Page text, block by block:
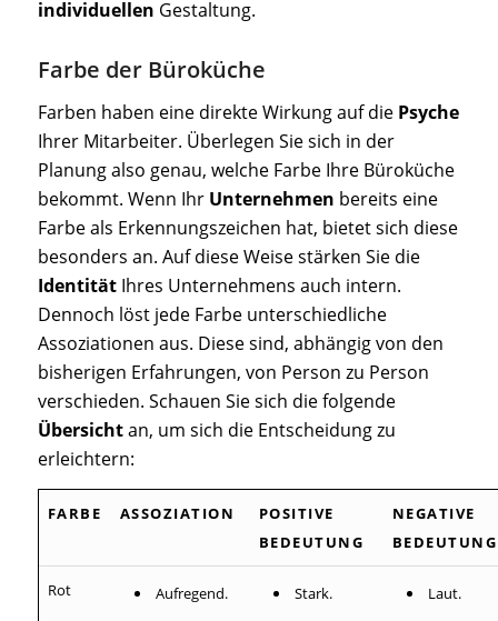
individuellen Gestaltung.
Farbe der Büroküche
Farben haben eine direkte Wirkung auf die Psyche
Ihrer Mitarbeiter. Überlegen Sie sich in der
Planung also genau, welche Farbe Ihre Büroküche
bekommt. Wenn Ihr Unternehmen bereits eine
Farbe als Erkennungszeichen hat, bietet sich diese
besonders an. Auf diese Weise stärken Sie die
IdentitätIhres Unternehmens auch intern.
Dennoch löst jede Farbe unterschiedliche
Assoziationen aus. Diese sind, abhängig von den
bisherigen Erfahrungen, von Person zu Person
verschieden. Schauen Sie sich die folgende
Übersichtan, um sich die Entscheidung zu
erleichtern:
FARBE ASSOZIATION
POSITIVE
BEDEUTUNG
NEGATIVE
BEDEUTUNG
Rot Aufregend. Stark. Laut.